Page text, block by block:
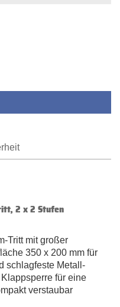
2 x 2 Stufen
Tritt mit großer
350 x 200 mm für
schlagfeste Metall-
für eine
verstaubar